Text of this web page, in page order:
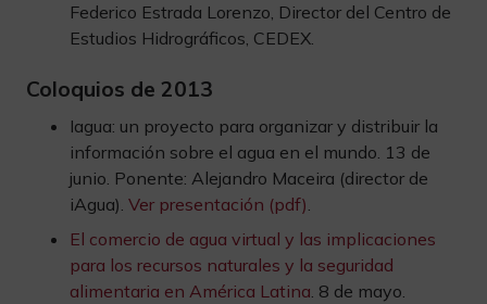
Federico Estrada Lorenzo, Director del Centro de
Estudios Hidrográficos, CEDEX.
Coloquios de 2013
Iagua: un proyecto para organizar y distribuir la
información sobre el agua en el mundo. 13 de
junio. Ponente: Alejandro Maceira (director de
iAgua). Ver presentación (pdf)
El comercio de agua virtual y las implicaciones
para los recursos naturales y la seguridad
alimentaria en América Latina . 8 de mayo.